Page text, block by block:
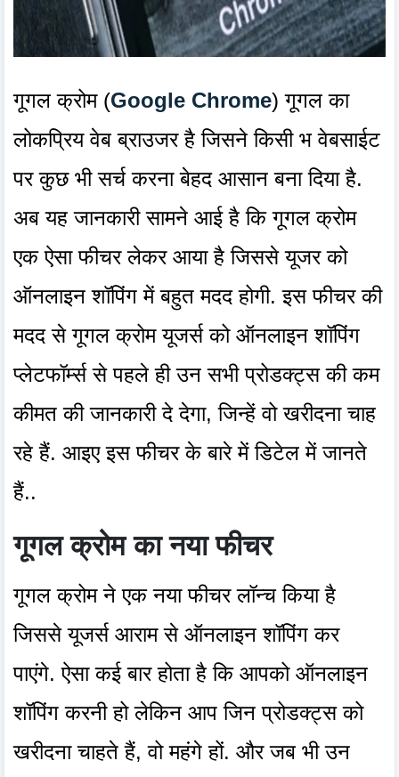
गूगल क्रोम (Google Chrome) गूगल का
लोकप्रिय वेब ब्राउजर है जिसने किसी भ वेबसाईट
पर कुछ भी सर्च करना बेहद आसान बना दिया है.
अब यह जानकारी सामने आई है कि गूगल क्रोम
एक ऐसा फीचर लेकर आया है जिससे यूजर को
ऑनलाइन शॉपिंग में बहुत मदद होगी. इस फीचर की
मदद से गूगल क्रोम यूजर्स को ऑनलाइन शॉपिंग
प्लेटफॉर्म्स से पहले ही उन सभी प्रोडक्ट्स की कम
कीमत की जानकारी दे देगा, जिन्हें वो खरीदना चाह
रहे हैं. आइए इस फीचर के बारे में डिटेल में जानते
हैं..
गूगल क्रोम का नया फीचर
गूगल क्रोम ने एक नया फीचर लॉन्च किया है
जिससे यूजर्स आराम से ऑनलाइन शॉपिंग कर
पाएंगे. ऐसा कई बार होता है कि आपको ऑनलाइन
शॉपिंग करनी हो लेकिन आप जिन प्रोडक्ट्स को
खरीदना चाहते हैं, वो महंगे हों. और जब भी उन